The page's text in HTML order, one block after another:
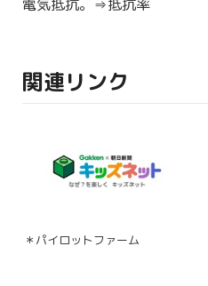
電気抵抗。⇒抵抗率
関連リンク
＊パイロットファーム